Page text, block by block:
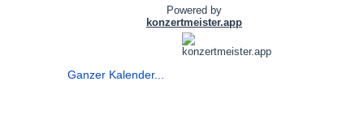
Ganzer Kalender...